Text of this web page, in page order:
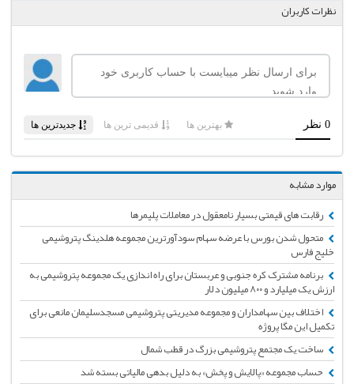
نظرات کاربران
موارد مشابه
رقابت های قیمتی بسیار نامعقول در معاملات پلیمرها
متحول شدن بورس با عرضه سهام سودآورترین مجموعه هلدینگ پتروشیمی
خلیج فارس
برنامه مشترک کره جنوبی و عربستان برای راه اندازی یک مجموعه پتروشیمی به
ارزش یک میلیارد و ۸۰۰ میلیون دلار
اختلاف بین سهامداران و مجموعه مدیریتی پتروشیمی مسجدسلیمان مانعی برای
تکمیل این مگا پروژه
ساخت یک مجتمع پتروشیمی بزرگ در قطب شمال
حساب مجموعه «پالایش و پخش» به دلیل بدهی مالیاتی بسته شد